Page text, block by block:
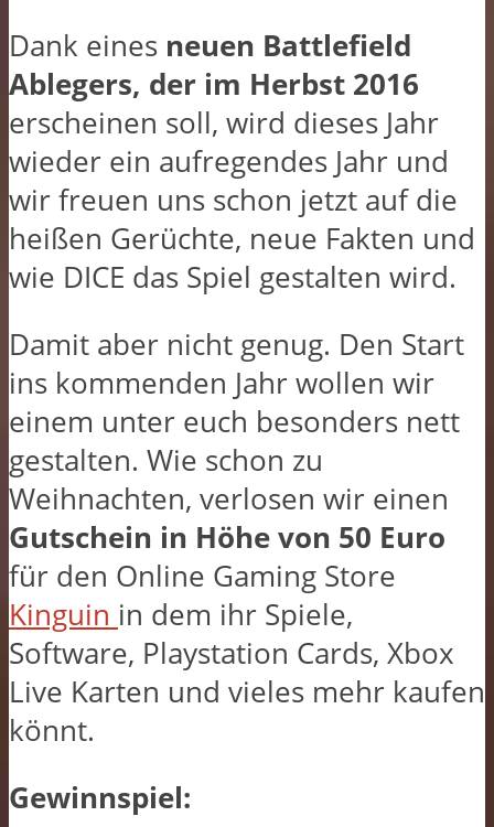
Dank eines neuen Battlefield
Ablegers, der im Herbst 2016
erscheinen soll, wird dieses Jahr
wieder ein aufregendes Jahr und
wir freuen uns schon jetzt auf die
heißen Gerüchte, neue Fakten und
wie DICE das Spiel gestalten wird.
Damit aber nicht genug. Den Start
ins kommenden Jahr wollen wir
einem unter euch besonders nett
gestalten. Wie schon zu
Weihnachten, verlosen wir einen
Gutschein in Höhe von 50 Euro
für den Online Gaming Store
Kinguin in dem ihr Spiele,
Software, Playstation Cards, Xbox
Live Karten und vieles mehr kaufen
könnt.
Gewinnspiel: